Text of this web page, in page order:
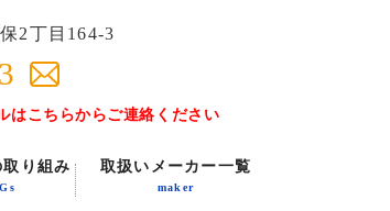
2丁目164-3
はこちらからご連絡ください
り組み 取扱いメーカー一覧
maker